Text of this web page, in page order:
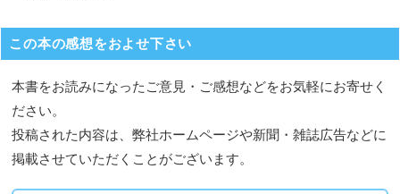
この本の感想をおよせ下さい
本書をお読みになったご意見・ご感想などをお気軽にお寄せく
ださい。
投稿された内容は、弊社ホームページや新聞・雑誌広告などに
掲載させていただくことがございます。